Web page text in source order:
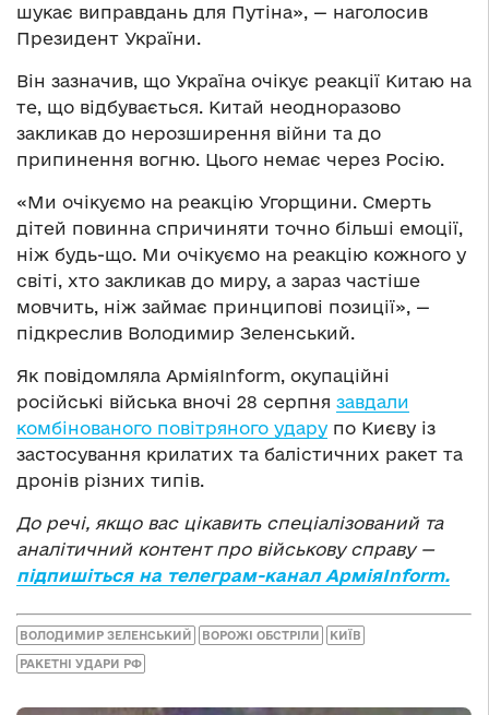
шукає виправдань для Путіна», — наголосив
Президент України.
Він зазначив, що Україна очікує реакції Китаю на
те, що відбувається. Китай неодноразово
закликав до нерозширення війни та до
припинення вогню. Цього немає через Росію.
«Ми очікуємо на реакцію Угорщини. Смерть
дітей повинна спричиняти точно більші емоції,
ніж будь-що. Ми очікуємо на реакцію кожного у
світі, хто закликав до миру, а зараз частіше
мовчить, ніж займає принципові позиції», —
підкреслив Володимир Зеленський.
Як повідомляла АрміяInform, окупаційні
російські війська вночі 28 серпня завдали
комбінованого повітряного удару по Києву із
застосування крилатих та балістичних ракет та
дронів різних типів.
До речі, якщо вас цікавить спеціалізований та
аналітичний контент про військову справу —
підпишіться на телеграм-канал АрміяInform.
ВОЛОДИМИР ЗЕЛЕНСЬКИЙ ВОРОЖІ ОБСТРІЛИ КИЇВ
РАКЕТНІ УДАРИ РФ